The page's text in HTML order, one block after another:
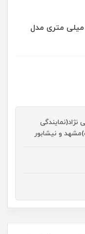
پولیش شارژی براشلس 40 ولت 180 میلی متری مدل
نژاد(نمایندگی
و نیشابور